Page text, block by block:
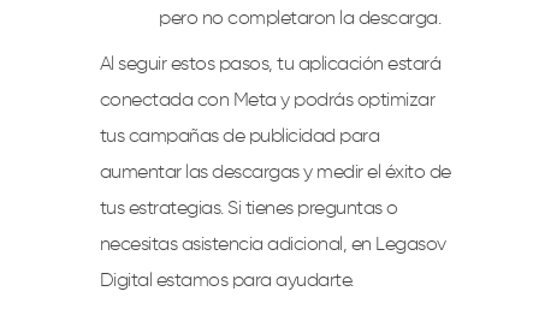
pero no completaron la descarga.
Al seguir estos pasos, tu aplicación estará
conectada con Meta y podrás optimizar
tus campañas de publicidad para
aumentar las descargas y medir el éxito de
tus estrategias. Si tienes preguntas o
necesitas asistencia adicional, en Legasov
Digital estamos para ayudarte.